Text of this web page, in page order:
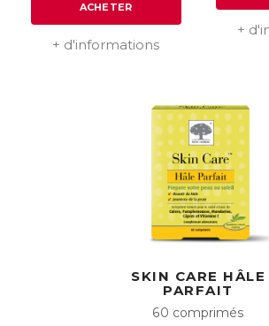
ACHETER
+ d'informations
+
SKIN CARE HÂLE
PARFAIT
60 comprimés